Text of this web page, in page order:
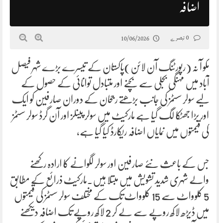
اضافہ
10/06/2026
مکو آ نہ (رپورٹنگ آن لائن)پاکستان کے تیسرے بڑے شہر فیصل
آباد میں مہنگی بجلی سے بچنے اور متبادل توانائی کے حصول کے
لیے سولر سسٹمز کی جانب بڑھتے رجحان کے دوران صارفین کو ایک
اور بڑا جھٹکا لگ گیا ہے مارکیٹ میں سولر پینلز اور آن گرڈ سولر سسٹمز
کی قیمتوں میں نمایاں اضافہ ریکارڈ کیا گیا ہے،
جس کے باعث نئے صارفین اور سولر لگوانے کا ارادہ رکھنے
والے شہری شدید تشویش میں مبتلا ہیں۔مارکیٹ ذرائع کے مطابق
5 کلوواٹ سے 15 کلوواٹ تک کے مختلف سولر سسٹمز کی قیمتوں
میں ڈیڑھ لاکھ روپے سے لے کر 2 لاکھ روپے تک اضافہ دیکھنے